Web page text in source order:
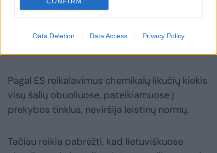
Data Deletion Data Access Privacy Policy
priklauso šiaurinei zonai, reikia ilgiau laukti
norint pradėti skinti vaisius po paskutinio
purškimo. Taip pat joms ribojamas cheminių
Pagal ES reikalavimus chemikalų likučių kiekis
visų šalių obuoliuose, pateikiamuose į
prekybos tinklus, neviršija leistinų normų.
Tačiau reikia pabrėžti, kad lietuviškuose